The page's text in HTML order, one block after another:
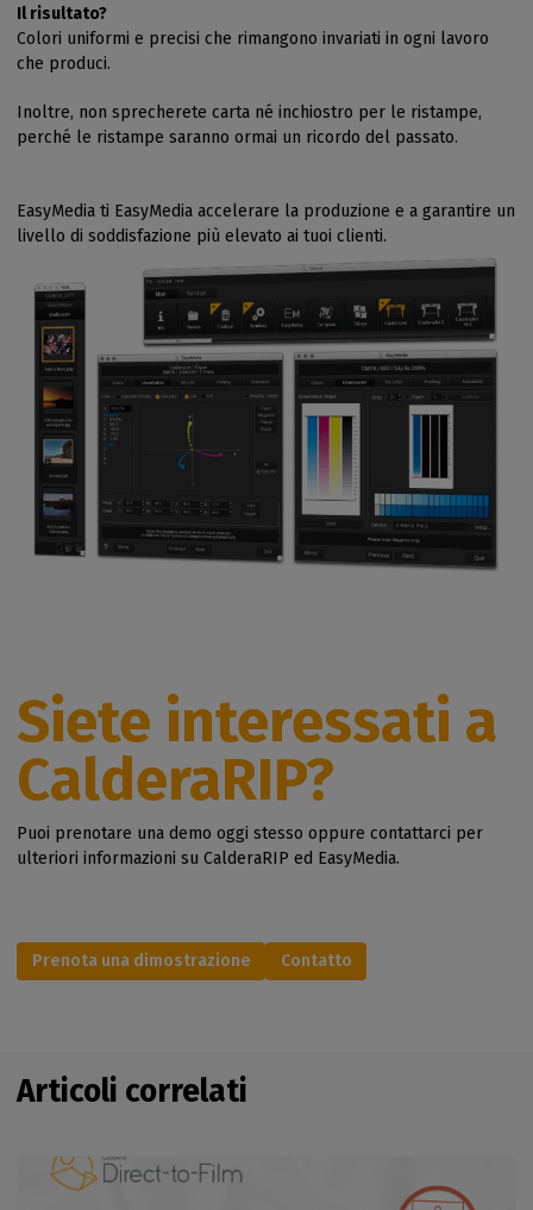
Il risultato?
Colori uniformi e precisi che rimangono invariati in ogni lavoro
che produci.
Inoltre, non sprecherete carta né inchiostro per le ristampe,
perché le ristampe saranno ormai un ricordo del passato.
EasyMedia ti EasyMedia accelerare la produzione e a garantire un
livello di soddisfazione più elevato ai tuoi clienti.
Siete interessati a
CalderaRIP?
Puoi prenotare una demo oggi stesso oppure contattarci per
ulteriori informazioni su CalderaRIP ed EasyMedia.
Prenota una dimostrazione Contatto
Articoli correlati